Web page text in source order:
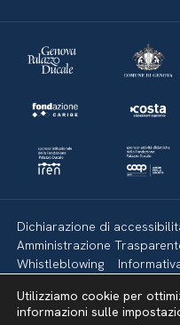
Dichiarazione di
Amministrazione
Whistleblowing
Mappa del sito
Utilizziamo cookie per
informazioni sulle